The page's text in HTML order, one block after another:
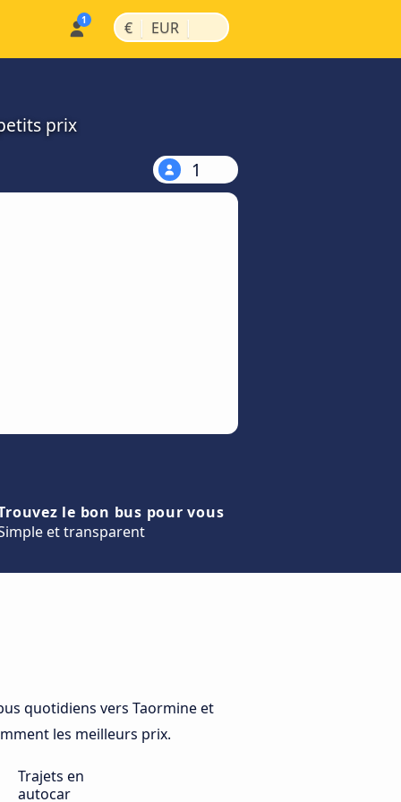
€ | EUR |
prix
1
le bon bus pour vous
et transparent
quotidiens vers Taormine et
les meilleurs prix.
Trajets en
autocar